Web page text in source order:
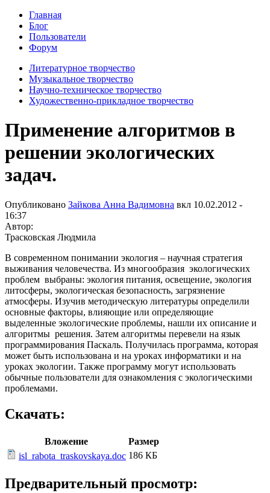
Главная
Блог
Пользователи
Форум
Литературное творчество
Музыкальное творчество
Научно-техническое творчество
Художественно-прикладное творчество
Применение алгоритмов в
решении экологических
задач.
Опубликовано Зайкова Анна Вадимовна вкл 10.02.2012 -
16:37
Автор:
Трасковская Людмила
В современном понимании экология – научная стратегия
выживания человечества. Из многообразия экологических
проблем выбраны: экология питания, освещение, экология
литосферы, экологическая безопасность, загрязнение
атмосферы. Изучив методическую литературы определили
основные факторы, влияющие или определяющие
выделенные экологические проблемы, нашли их описание и
алгоритмы решения. Затем алгоритмы перевели на язык
программирования Паскаль. Получилась программа, которая
может быть использована и на уроках информатики и на
уроках экологии. Также программу могут использовать
обычные пользователи для ознакомления с экологическими
проблемами.
Скачать:
Вложение
Размер
isl_rabota_traskovskaya.doc 186 КБ
Предварительный просмотр: